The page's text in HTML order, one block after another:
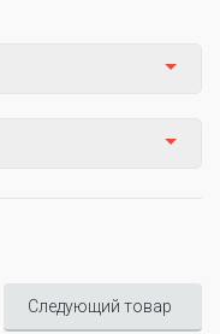
Следующий товар